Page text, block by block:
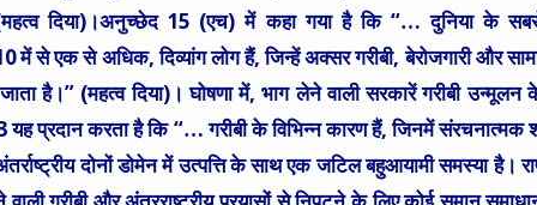
दिया)।अनुच्छेद 15 (एच) में कहा गया है कि “… दुनिया के
से एक से अधिक, दिव्यांग लोग हैं, जिन्हें अक्सर गरीबी, बेरोजगारी और
है।” (महत्व दिया)। घोषणा में, भाग लेने वाली सरकारें गरीबी उन्मूलन
यह प्रदान करता है कि “… गरीबी के विभिन्न कारण हैं, जिनमें संरचनात्मक
दोनों डोमेन में उत्पत्ति के साथ एक जटिल बहुआयामी समस्या है।